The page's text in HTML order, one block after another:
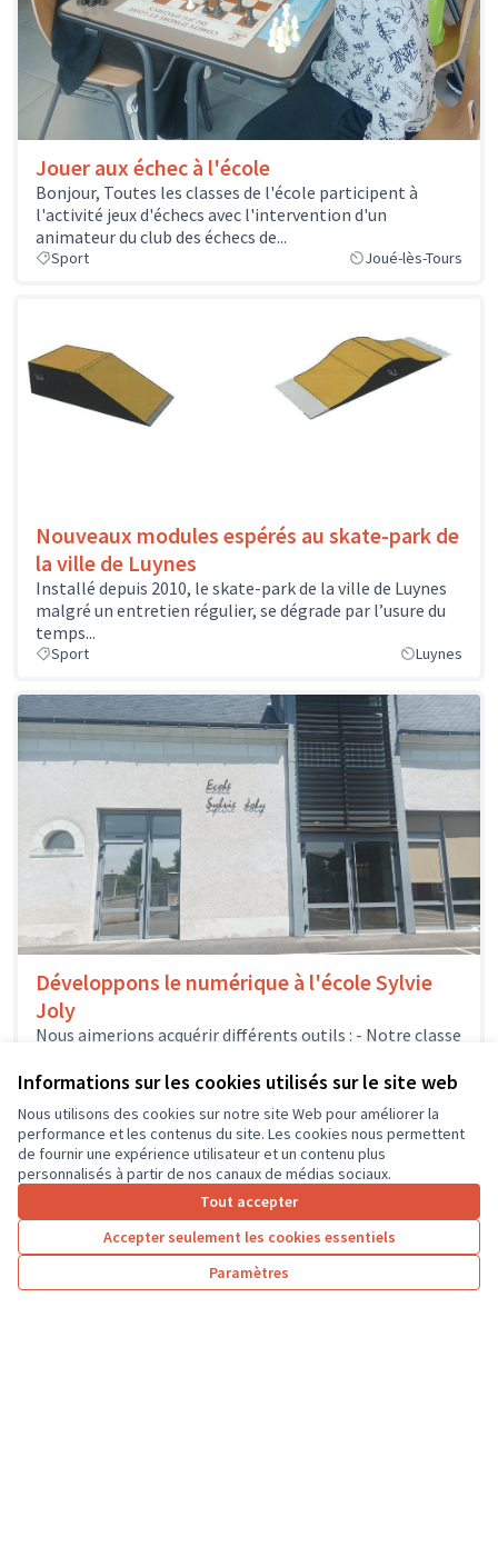
Informations sur les cookies utilisés sur le site web
Nous utilisons des cookies sur notre site Web pour améliorer la
performance et les contenus du site. Les cookies nous permettent
de fournir une expérience utilisateur et un contenu plus
personnalisés à partir de nos canaux de médias sociaux.
Tout accepter
Accepter seulement les cookies essentiels
Paramètres
Jouer aux échec à l'école
Bonjour, Toutes les classes de l'école participent à
l'activité jeux d'échecs avec l'intervention d'un
animateur du club des échecs de...
Sport Joué-lès-Tours
Nouveaux modules espérés au skate-park de
la ville de Luynes
Installé depuis 2010, le skate-park de la ville de Luynes
malgré un entretien régulier, se dégrade par l’usure du
temps...
Sport Luynes
Développons le numérique à l'école Sylvie
Joly
Nous aimerions acquérir différents outils : - Notre classe
ordinateurs portables, afin que les élèves...
Résultats par page : 25
3 … 7